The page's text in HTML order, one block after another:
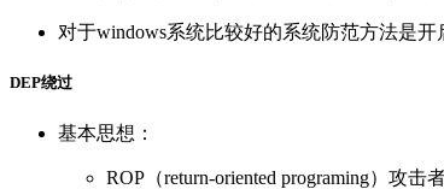
对于windows系统比较好的系统防范方法是
DEP绕过
基本思想：
ROP（return-oriented programing）攻